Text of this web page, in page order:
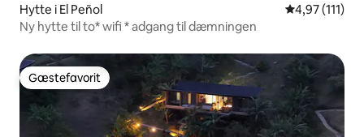
Hytte i El Peñol 4,97 ud af 5 i
4,97 (111)
Ny hytte til to* wifi * adgang til dæmningen
Gæstefavorit
Gæstefavorit